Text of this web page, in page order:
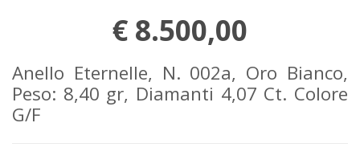
€ 8.500,00
Anello Eternelle, N. 002a, Oro Bianco,
Peso: 8,40 gr, Diamanti 4,07 Ct. Colore
G/F